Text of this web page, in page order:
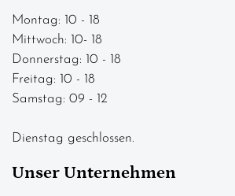
Montag: 10 - 18
Mittwoch: 10- 18
Donnerstag: 10 - 18
Freitag: 10 - 18
Samstag: 09 - 12
Dienstag geschlossen.
Unser Unternehmen